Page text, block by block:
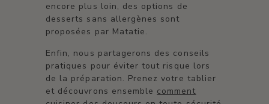
encore plus loin, des options de
desserts sans allergènes sont
proposées par Matatie.
Enfin, nous partagerons des conseils
pratiques pour éviter tout risque lors
de la préparation. Prenez votre tablier
et découvrons ensemble comment